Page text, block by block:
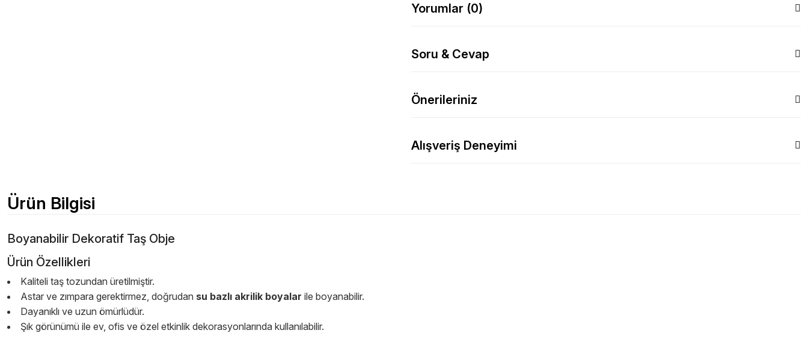
Yorumlar (0)
Soru & Cevap
Önerileriniz
Alışveriş Deneyimi
Ürün Bilgisi
Boyanabilir Dekoratif Taş Obje
Ürün Özellikleri
Kaliteli taş tozundan üretilmiştir.
Astar ve zımpara gerektirmez, doğrudan su bazlı akrilik boyalar ile boyanabilir.
Dayanıklı ve uzun ömürlüdür.
Şık görünümü ile ev, ofis ve özel etkinlik dekorasyonlarında kullanılabilir.